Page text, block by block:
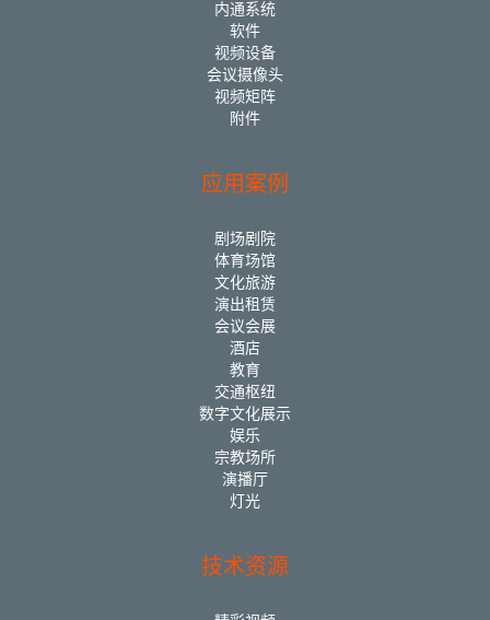
内通系统
软件
视频设备
会议摄像头
视频矩阵
附件
应用案例
剧场剧院
体育场馆
文化旅游
演出租赁
会议会展
酒店
教育
交通枢纽
数字文化展示
娱乐
宗教场所
演播厅
灯光
技术资源